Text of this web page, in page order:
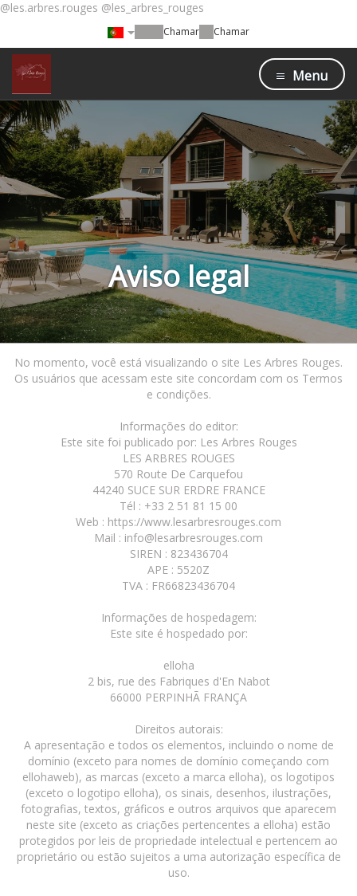
@les.arbres.rouges @les_arbres_rouges
Chamar Chamar
Menu
Aviso legal
No momento, você está visualizando o site Les Arbres Rouges.
Os usuários que acessam este site concordam com os Termos
e condições.
Informações do editor:
Este site foi publicado por: Les Arbres Rouges
LES ARBRES ROUGES
570 Route De Carquefou
44240 SUCE SUR ERDRE FRANCE
Tél : +33 2 51 81 15 00
Web : https://www.lesarbresrouges.com
Mail : info@lesarbresrouges.com
SIREN : 823436704
APE : 5520Z
TVA : FR66823436704
Informações de hospedagem:
Este site é hospedado por:
elloha
2 bis, rue des Fabriques d'En Nabot
66000 PERPINHÃ FRANÇA
Direitos autorais:
A apresentação e todos os elementos, incluindo o nome de
domínio (exceto para nomes de domínio começando com
ellohaweb), as marcas (exceto a marca elloha), os logotipos
(exceto o logotipo elloha), os sinais, desenhos, ilustrações,
fotografias, textos, gráficos e outros arquivos que aparecem
neste site (exceto as criações pertencentes a elloha) estão
protegidos por leis de propriedade intelectual e pertencem ao
proprietário ou estão sujeitos a uma autorização específica de
uso.